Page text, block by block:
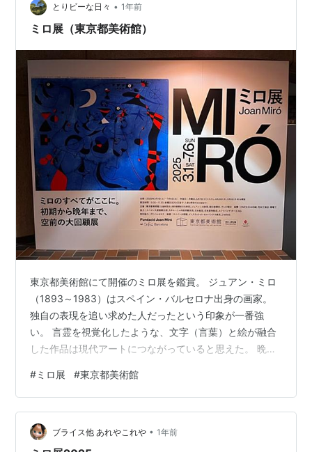
とりビーな日々 • 1年前
ミロ展（東京都美術館）
東京都美術館にて開催のミロ展を鑑賞。 ジュアン・ミロ
（1893～1983）はスペイン・バルセロナ出身の画家。
独自の表現を追い求めた人だったという印象が一番強
い。 言霊を視覚化したような、文字（言葉）と絵が融合
した作品は現代アートにつながっていると思えた。 晩年
り、インスピレーションをカンヴァスにぶつけたような
作品を制作している。 自分の表現を追究した結果の唯一
無二。 絵画だけではなく、彫刻や陶芸も手掛けている。
それが芸術家なんだろうとは思うが、評価される人とさ
れない人の違いはわからない。 太陽の前の人物（1968
#ミロ展 #東京都美術館
ブライス他 あれやこれや • 1年前